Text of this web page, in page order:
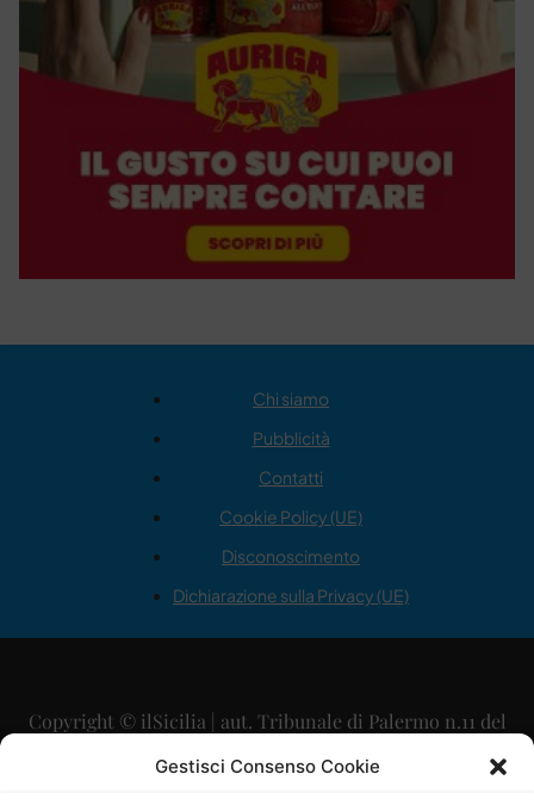
Gestisci Consenso Cookie
Chi siamo
Pubblicità
Contatti
Cookie Policy (UE)
Disconoscimento
Dichiarazione sulla Privacy (UE)
Copyright © ilSicilia | aut. Tribunale di Palermo n.11 del
29/09/2015